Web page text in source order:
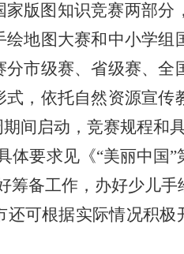
版图知识竞赛两部分
地图大赛和中小学组
市级赛、省级赛、全
，依托自然资源宣传
间启动，竞赛规程和
体要求见《“美丽中国
备工作，办好少儿
可根据实际情况积极